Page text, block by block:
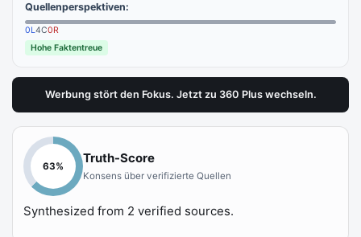
Quellenperspektiven:
0L4C0R
Hohe Faktentreue
Werbung stört den Fokus. Jetzt zu 360 Plus wechseln.
63%
Truth-Score
Konsens über verifizierte Quellen
Synthesized from 2 verified sources.